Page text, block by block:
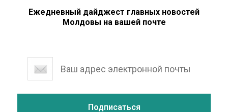
Ежедневный дайджест главных новостей
Молдовы на вашей почте